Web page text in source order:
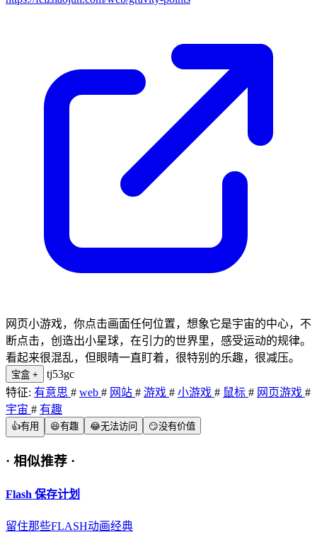
网页小游戏，你点击画面任何位置，想象它是宇宙的中心，不
断点击，创造出小星球，在引力的世界里，感受运动的规律。
看起来很混乱，但眼晴一直盯着，很特别的乐趣，很减压。
宝盒 +
tj53gc
特征: 有意思 # web # 网站 # 游戏 # 小游戏 # 鼠标 # 网页游戏 #
宇宙 # 有趣
👍有用 😆有趣 😂无法访问 😏没有价值
· 相似推荐 ·
Flash 保存计划
留住那些FLASH动画经典